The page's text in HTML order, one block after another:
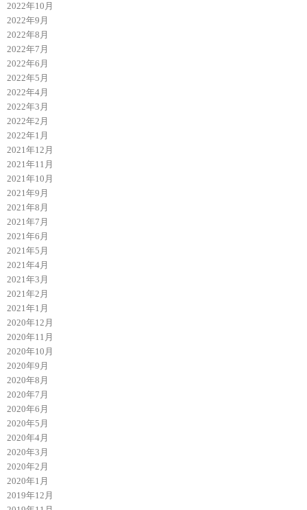
2022年10月
2022年9月
2022年8月
2022年7月
2022年6月
2022年5月
2022年4月
2022年3月
2022年2月
2022年1月
2021年12月
2021年11月
2021年10月
2021年9月
2021年8月
2021年7月
2021年6月
2021年5月
2021年4月
2021年3月
2021年2月
2021年1月
2020年12月
2020年11月
2020年10月
2020年9月
2020年8月
2020年7月
2020年6月
2020年5月
2020年4月
2020年3月
2020年2月
2020年1月
2019年12月